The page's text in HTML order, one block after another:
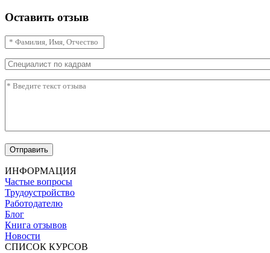
Оставить отзыв
ИНФОРМАЦИЯ
Частые вопросы
Трудоустройство
Работодателю
Блог
Книга отзывов
Новости
СПИСОК КУРСОВ